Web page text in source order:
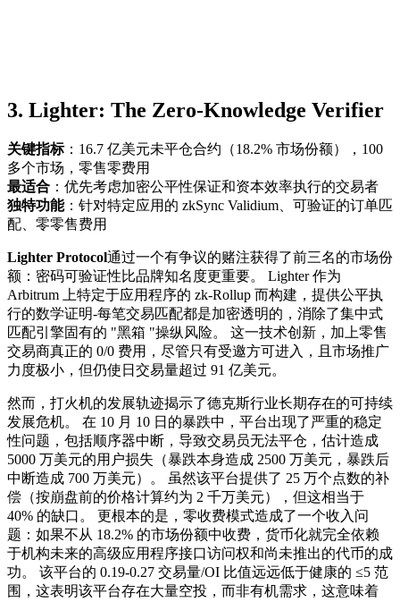
3. Lighter: The Zero-Knowledge Verifier
关键指标：16.7 亿美元未平仓合约（18.2% 市场份额），100
多个市场，零售零费用
最适合 ：优先考虑加密公平性保证和资本效率执行的交易者
独特功能：针对特定应用的 zkSync Validium、可验证的订单匹
配、零零售费用
Lighter Protocol通过一个有争议的赌注获得了前三名的市场份
额：密码可验证性比品牌知名度更重要。 Lighter 作为
Arbitrum 上特定于应用程序的 zk-Rollup 而构建，提供公平执
行的数学证明-每笔交易匹配都是加密透明的，消除了集中式
匹配引擎固有的 "黑箱 "操纵风险。 这一技术创新，加上零售
交易商真正的 0/0 费用，尽管只有受邀方可进入，且市场推广
力度极小，但仍使日交易量超过 91 亿美元。
然而，打火机的发展轨迹揭示了德克斯行业长期存在的可持续
发展危机。 在 10 月 10 日的暴跌中，平台出现了严重的稳定
性问题，包括顺序器中断，导致交易员无法平仓，估计造成
5000 万美元的用户损失（暴跌本身造成 2500 万美元，暴跌后
中断造成 700 万美元）。 虽然该平台提供了 25 万个点数的补
偿（按崩盘前的价格计算约为 2 千万美元），但这相当于
40% 的缺口。 更根本的是，零收费模式造成了一个收入问
题：如果不从 18.2% 的市场份额中收费，货币化就完全依赖
于机构未来的高级应用程序接口访问权和尚未推出的代币的成
功。 该平台的 0.19-0.27 交易量/OI 比值远远低于健康的 ≤5 范
围，这表明该平台存在大量空投，而非有机需求，这意味着